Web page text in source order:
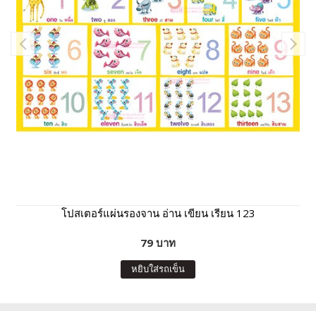
โปสเตอร์แผ่นรองจาน อ่าน เขียน เรียน 123
79 บาท
หยิบใส่รถเข็น